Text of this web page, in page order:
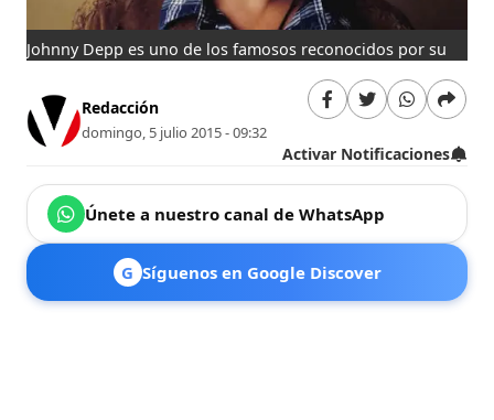
Johnny Depp es uno de los famosos reconocidos por su
Redacción
domingo, 5 julio 2015 - 09:32
Activar Notificaciones
Únete a nuestro canal de WhatsApp
G Síguenos en Google Discover